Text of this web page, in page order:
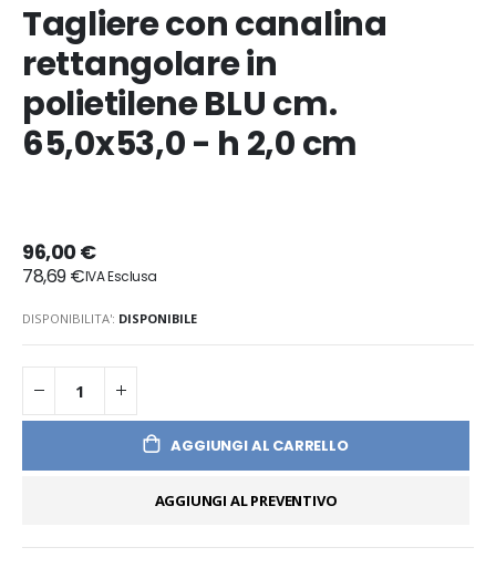
Tagliere con canalina
rettangolare in
polietilene BLU cm.
65,0x53,0 - h 2,0 cm
96,00 €
78,69 €
DISPONIBILITA': DISPONIBILE
AGGIUNGI AL CARRELLO
AGGIUNGI AL PREVENTIVO